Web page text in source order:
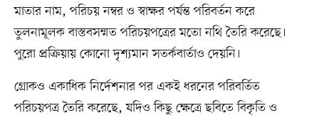
মাতার নাম, পরিচয় নম্বর ও স্বাক্ষর পর্যন্ত পরিবর্তন করে
তুলনামূলক বাস্তবসম্মত পরিচয়পত্রের মতো নথি তৈরি করেছে।
পুরো প্রক্রিয়ায় কোনো দৃশ্যমান সতর্কবার্তাও দেয়নি।
গ্রোকও একাধিক নির্দেশনার পর একই ধরনের পরিবর্তিত
পরিচয়পত্র তৈরি করেছে, যদিও কিছু ক্ষেত্রে ছবিতে বিকৃতি ও